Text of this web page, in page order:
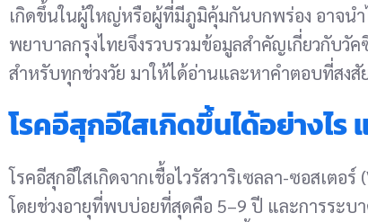
เกิดขึ้นในผู้ใหญ่หรือผู้ที่มีภูมิคุ้มกันบกพร่อง อาจน
พยาบาลกรุงไทยจึงรวบรวมข้อมูลสำคัญเกี่ยวกับวั
สำหรับทุกช่วงวัย มาให้ได้อ่านและหาคำตอบที่สง
โรคอีสุกอีใสเกิดขึ้นได้อย่างไร
โรคอีสุกอีใสเกิดจากเชื้อไวรัสวาริเซลลา-ซอสเตอ
โดยช่วงอายุที่พบบ่อยที่สุดคือ 5–9 ปี และการระ